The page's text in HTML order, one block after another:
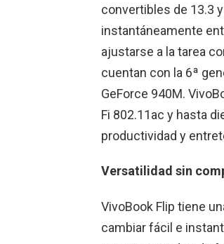
convertibles de 13.3
instantáneamente
ajustarse a la tarea
cuentan con la 6ª
GeForce 940M.
Fi 802.11ac y hasta
productividad y
Versatilidad sin
VivoBook Flip tiene
cambiar fácil e